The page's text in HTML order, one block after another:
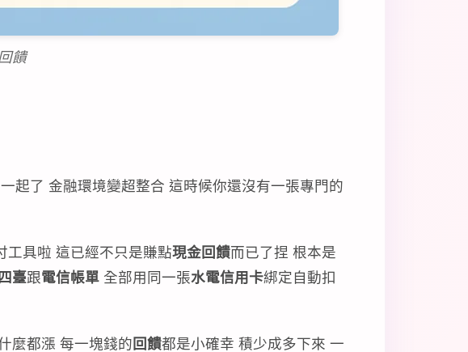
饋
起了 金融環境變超整合 這時候你還沒有一張專門的
工具啦 這已經不只是賺點現金回饋而已了捏 根本是
臺跟電信帳單 全部用同一張水電信用卡綁定自動扣
麼都漲 每一塊錢的回饋都是小確幸 積少成多下來 一